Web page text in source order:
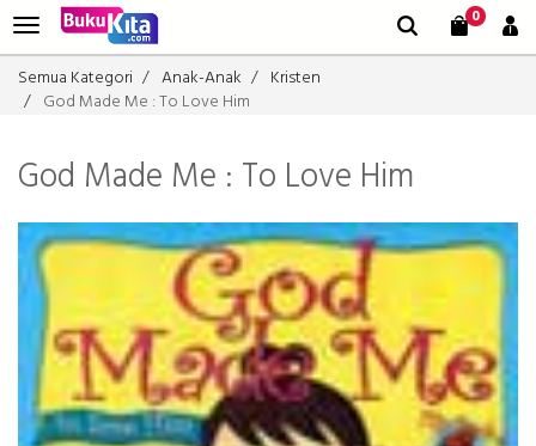
0
Semua Kategori Anak-Anak
Kristen
God Made Me : To Love Him
God Made Me : To Love Him